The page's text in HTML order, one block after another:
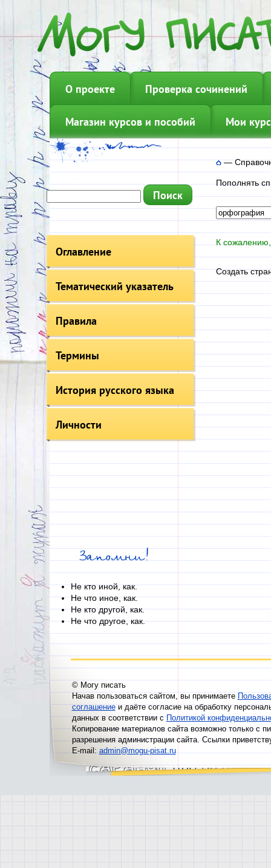
О проекте Проверка сочинений
Магазин курсов и пособий Мои
Оглавление
Тематический указатель
Правила
Термины
История русского языка
Личности
Запомни!
Не кто иной, как.
Не что иное, как.
Не кто другой, как.
Не что другое, как.
—
Пополнять
К
Создать
© Могу писать
Начав пользоваться сайтом, вы принимаете
соглашениеи даёте согласие на обработку
данных в соответствии сПолитикой
Копирование материалов сайта возможно только с
разрешения администрации сайта. Ссылки
E-mail:admin@mogu-pisat.ru